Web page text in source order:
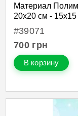
Материал
20х20 см -
#39071
700 грн
В корзину